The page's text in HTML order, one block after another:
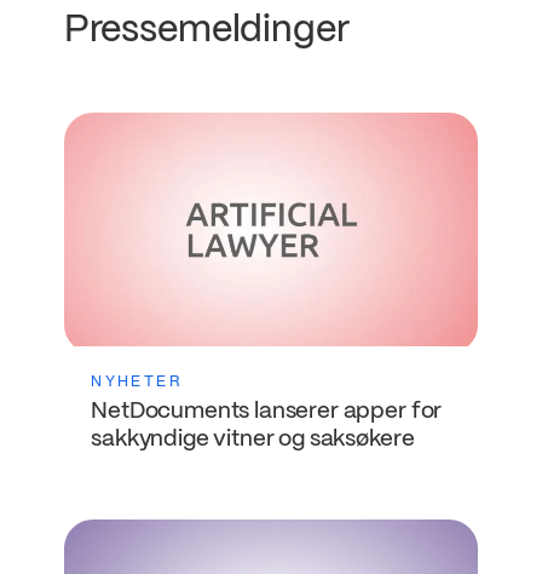
Pressemeldinger
NYHETER
NetDocuments lanserer apper for
sakkyndige vitner og saksøkere